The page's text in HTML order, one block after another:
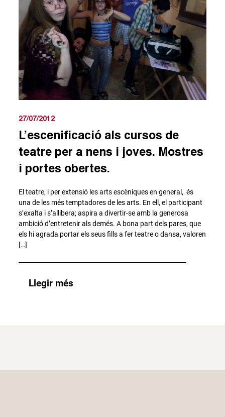
27/07/2012
L’escenificació als cursos de
teatre per a nens i joves. Mostres
i portes obertes.
El teatre, i per extensió les arts escèniques en general, és
una de les més temptadores de les arts. En ell, el participant
s’exalta i s’allibera; aspira a divertir-se amb la generosa
ambició d’entretenir als demés. A bona part dels pares, que
els hi agrada portar els seus fills a fer teatre o dansa, valoren
[…]
Llegir més